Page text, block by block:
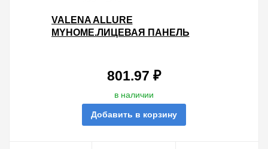
VALENA ALLURE
MYHOME.ЛИЦЕВАЯ ПАНЕЛЬ
БЕСПОКОИТЬ" И "УБ
801.97 ₽
в наличии
Добавить в корзину